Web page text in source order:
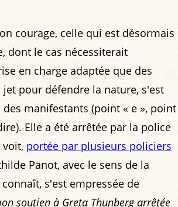
courage, celle qui est désormais
dont le cas nécessiterait
en charge adaptée que des
pour défendre la nature, s'est
manifestants (point « e », point
Elle a été arrêtée par la police
voit, portée par plusieurs policiers
Panot, avec le sens de la
s'est empressée de
soutien à Greta Thunberg arrêtée